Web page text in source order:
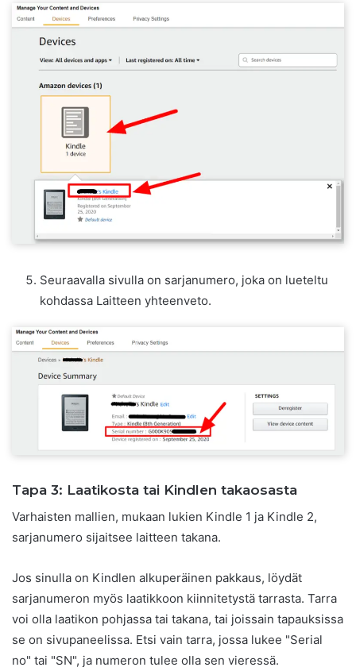
Seuraavalla sivulla on sarjanumero, joka on lueteltu
kohdassa Laitteen yhteenveto.
Tapa 3: Laatikosta tai Kindlen takaosasta
Varhaisten mallien, mukaan lukien Kindle 1 ja Kindle 2,
sarjanumero sijaitsee laitteen takana.
Jos sinulla on Kindlen alkuperäinen pakkaus, löydät
sarjanumeron myös laatikkoon kiinnitetystä tarrasta. Tarra
voi olla laatikon pohjassa tai takana, tai joissain tapauksissa
se on sivupaneelissa. Etsi vain tarra, jossa lukee "Serial
no" tai "SN", ja numeron tulee olla sen vieressä.